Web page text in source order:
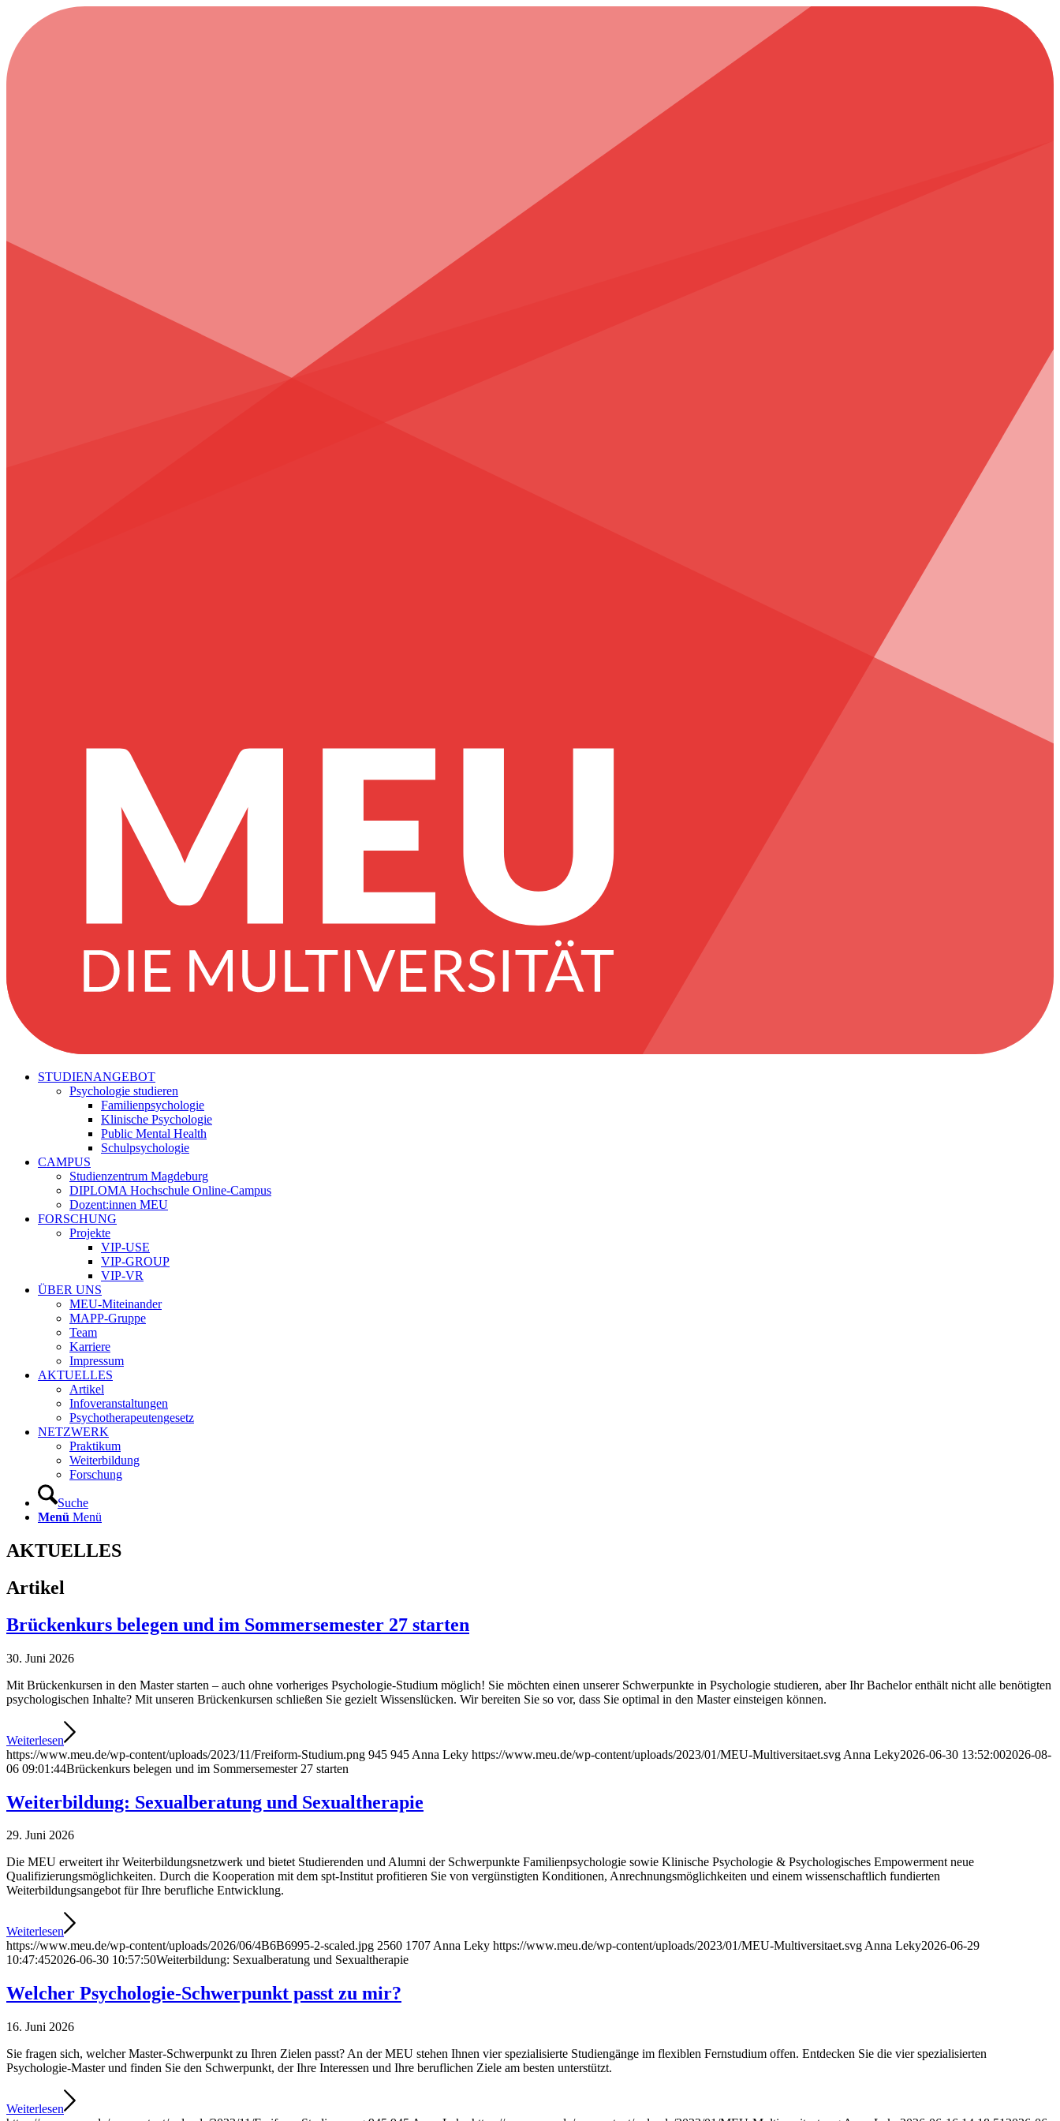
STUDIENANGEBOT
Psychologie studieren
Familienpsychologie
Klinische Psychologie
Public Mental Health
Schulpsychologie
CAMPUS
Studienzentrum Magdeburg
DIPLOMA Hochschule Online-Campus
Dozent:innen MEU
FORSCHUNG
Projekte
VIP-USE
VIP-GROUP
VIP-VR
ÜBER UNS
MEU-Miteinander
MAPP-Gruppe
Team
Karriere
Impressum
AKTUELLES
Artikel
Infoveranstaltungen
Psychotherapeutengesetz
NETZWERK
Praktikum
Weiterbildung
Forschung
Suche
Menü Menü
AKTUELLES
Artikel
Brückenkurs belegen und im Sommersemester 27 starten
30. Juni 2026
Mit Brückenkursen in den Master starten – auch ohne vorheriges Psychologie-Studium möglich! Sie möchten einen unserer Schwerpunkte in Psychologie studieren, aber Ihr Bachelor enthält nicht alle benötigten
psychologischen Inhalte? Mit unseren Brückenkursen schließen Sie gezielt Wissenslücken. Wir bereiten Sie so vor, dass Sie optimal in den Master einsteigen können.
Weiterlesen
https://www.meu.de/wp-content/uploads/2023/11/Freiform-Studium.png 945 945 Anna Leky https://www.meu.de/wp-content/uploads/2023/01/MEU-Multiversitaet.svg Anna Leky2026-06-30 13:52:002026-08-
06 09:01:44Brückenkurs belegen und im Sommersemester 27 starten
Weiterbildung: Sexualberatung und Sexualtherapie
29. Juni 2026
Die MEU erweitert ihr Weiterbildungsnetzwerk und bietet Studierenden und Alumni der Schwerpunkte Familienpsychologie sowie Klinische Psychologie & Psychologisches Empowerment neue
Qualifizierungsmöglichkeiten. Durch die Kooperation mit dem spt-Institut profitieren Sie von vergünstigten Konditionen, Anrechnungsmöglichkeiten und einem wissenschaftlich fundierten
Weiterbildungsangebot für Ihre berufliche Entwicklung.
Weiterlesen
https://www.meu.de/wp-content/uploads/2026/06/4B6B6995-2-scaled.jpg 2560 1707Anna Leky https://www.meu.de/wp-content/uploads/2023/01/MEU-Multiversitaet.svgAnna Leky2026-06-29
10:47:452026-06-30 10:57:50Weiterbildung: Sexualberatung und Sexualtherapie
Welcher Psychologie-Schwerpunkt passt zu mir?
16. Juni 2026
Sie fragen sich, welcher Master-Schwerpunkt zu Ihren Zielen passt? An der MEU stehen Ihnen vier spezialisierte Studiengänge im flexiblen Fernstudium offen. Entdecken Sie die vier spezialisierten
Psychologie-Master und finden Sie den Schwerpunkt, der Ihre Interessen und Ihre beruflichen Ziele am besten unterstützt.
Weiterlesen